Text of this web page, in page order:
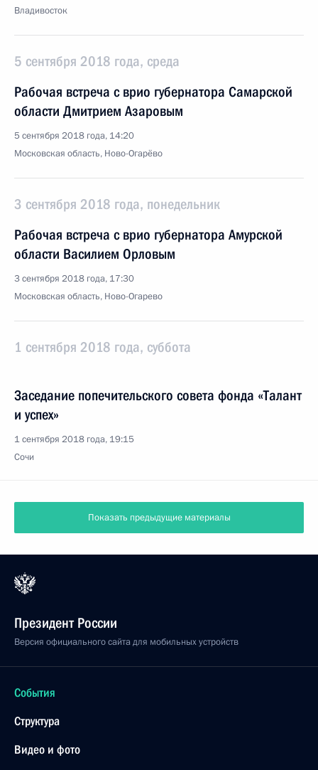
Владивосток
5 сентября 2018 года, среда
Рабочая встреча с врио губернатора Самарской
области Дмитрием Азаровым
5 сентября 2018 года, 14:20
Московская область, Ново-Огарёво
3 сентября 2018 года, понедельник
Рабочая встреча с врио губернатора Амурской
области Василием Орловым
3 сентября 2018 года, 17:30
Московская область, Ново-Огарево
1 сентября 2018 года, суббота
Заседание попечительского совета фонда «Талант
и успех»
1 сентября 2018 года, 19:15
Сочи
Показать предыдущие материалы
Президент России
Версия официального сайта для мобильных устройств
События
Структура
Видео и фото